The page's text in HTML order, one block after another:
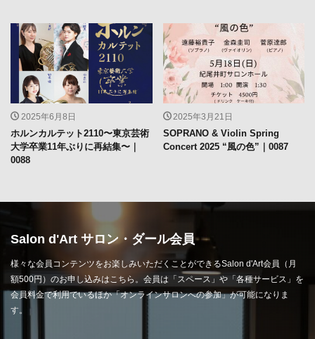
2025年6月8日
ホルンカルテット2110〜東京芸術
大学卒業11年ぶりに再結集〜｜
0088
2025年3月21日
SOPRANO & Violin Spring
Concert 2025 “風の色”｜0087
Salon d'Art サロン・ダール会員
様々な会員コンテンツをお楽しみいただくことができるSalon d'Art会員（月
額500円）のお申し込みはこちら。会員は「スペース」や「各種サービス」を
会員料金で利用でいるほか「オンラインサロンへの参加」が可能になりま
す。